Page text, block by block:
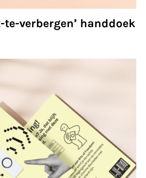
te-verbergen’ handdoek